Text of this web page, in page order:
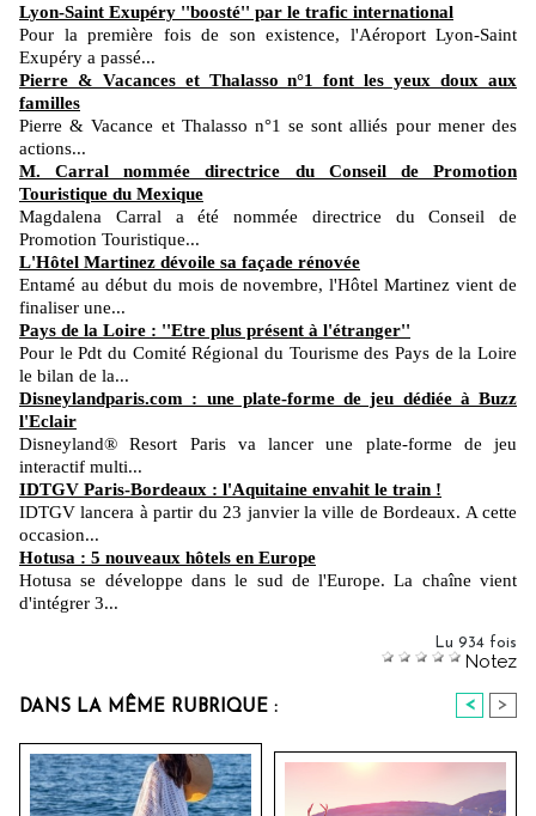
Lyon-Saint Exupéry ''boosté'' par le trafic international
Pour la première fois de son existence, l'Aéroport Lyon-Saint
Exupéry a passé...
Pierre & Vacances et Thalasso n°1 font les yeux doux aux
familles
Pierre & Vacance et Thalasso n°1 se sont alliés pour mener des
actions...
M. Carral nommée directrice du Conseil de Promotion
Touristique du Mexique
Magdalena Carral a été nommée directrice du Conseil de
Promotion Touristique...
L'Hôtel Martinez dévoile sa façade rénovée
Entamé au début du mois de novembre, l'Hôtel Martinez vient de
finaliser une...
Pays de la Loire : ''Etre plus présent à l'étranger''
Pour le Pdt du Comité Régional du Tourisme des Pays de la Loire
le bilan de la...
Disneylandparis.com : une plate-forme de jeu dédiée à Buzz
l'Eclair
Disneyland® Resort Paris va lancer une plate-forme de jeu
interactif multi...
IDTGV Paris-Bordeaux : l'Aquitaine envahit le train !
IDTGV lancera à partir du 23 janvier la ville de Bordeaux. A cette
occasion...
Hotusa : 5 nouveaux hôtels en Europe
Hotusa se développe dans le sud de l'Europe. La chaîne vient
d'intégrer 3...
Lu 934 fois
Notez
DANS LA MÊME RUBRIQUE : < >